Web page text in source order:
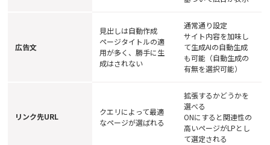
広告文
見出しは自動作成
ページタイトルの適
用が多く、勝手に生
成はされない
通常通り設定
サイト内容を加味し
て生成AIの自動生成
も可能（自動生成の
有無を選択可能）
リンク先URL
クエリによって最適
なページが選ばれる
拡張するかどうかを
選べる
ONにすると関連性の
高いページがLPとし
て選定される